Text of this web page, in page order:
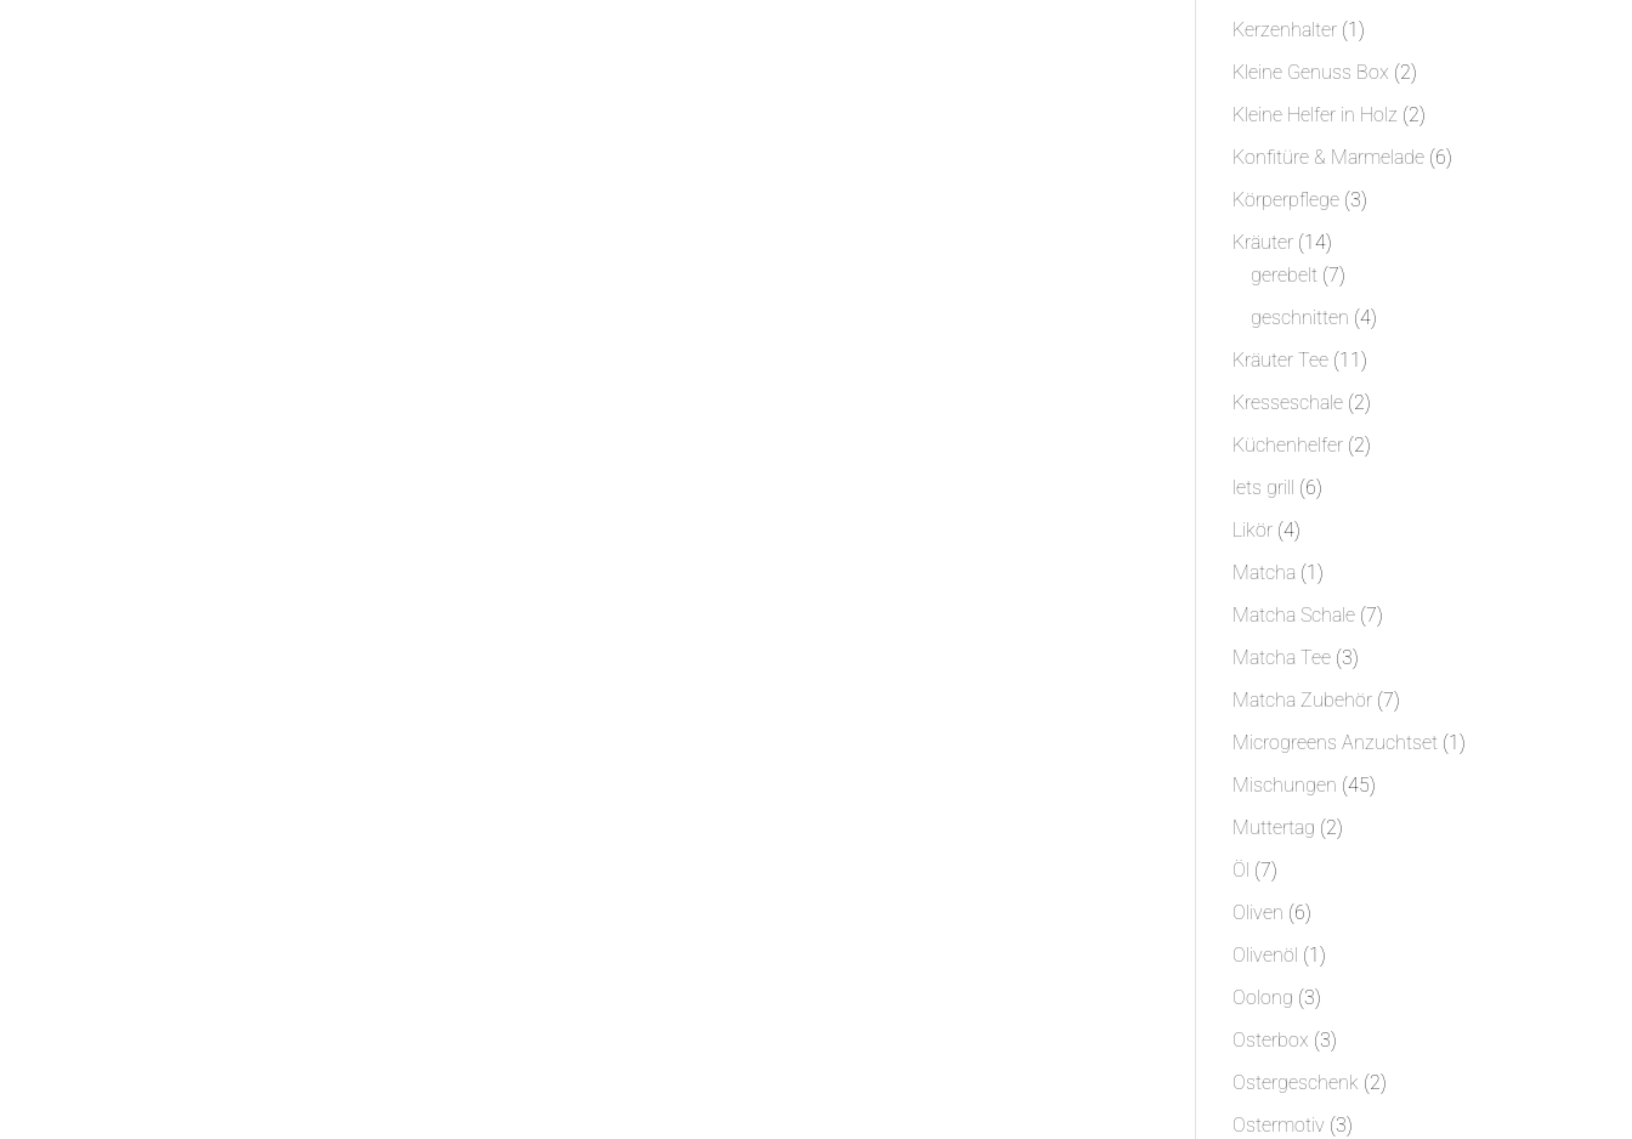
Produkte
Kerzenhalter 11
Produkt
Kleine Genuss Box 22
Produkte
Kleine Helfer in Holz 22
Produkte
Konfitüre & Marmelade 66
Körperpflege 33
Kräuter 1414
Produkte
gerebelt 77
Produkte
geschnitten 44
Kräuter Tee 1111
Produkte
Kresseschale 22
Produkte
Küchenhelfer 22
lets grill 66
Likör 44
Produkte
Matcha 11
Produkt
Matcha Schale 77
Matcha Tee 33
Produkte
Matcha Zubehör 77
Produkte
Microgreens Anzuchtset 11
Mischungen 4545
Muttertag 22
Öl 77
Produkte
Oliven 66
Produkte
Olivenöl 11
Oolong 33
Produkte
Osterbox 33
Produkte
Ostergeschenk 22
Ostermotiv 33